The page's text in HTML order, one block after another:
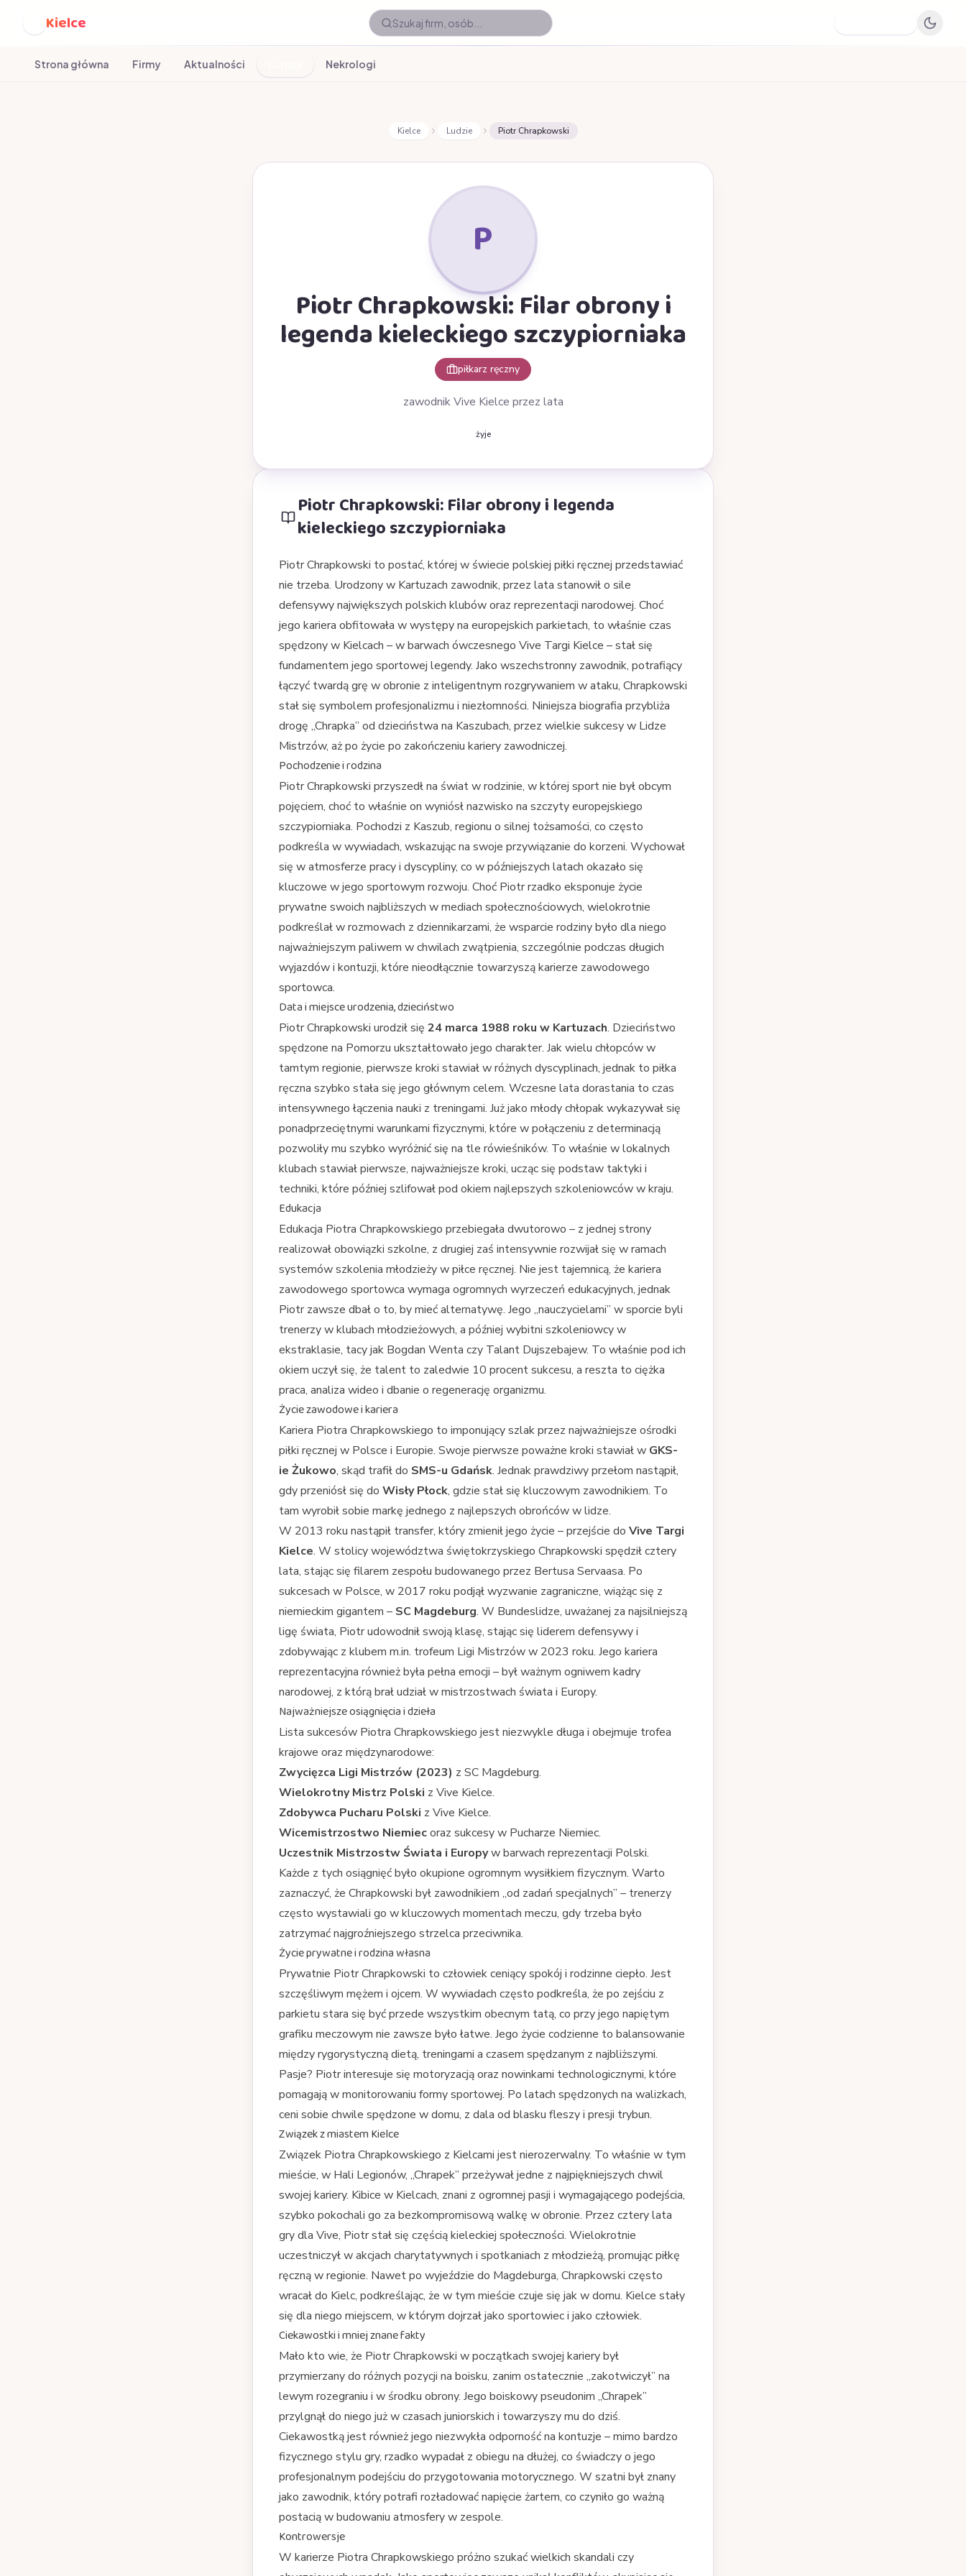
Kielce
Strona główna Firmy Aktualności Nekrologi
Kielce Ludzie Piotr Chrapkowski
P
Piotr Chrapkowski: Filar obrony i
legenda kieleckiego szczypiorniaka
piłkarz ręczny
zawodnik Vive Kielce przez lata
żyje
Piotr Chrapkowski: Filar obrony i legenda
kieleckiego szczypiorniaka
Piotr Chrapkowski to postać, której w świecie polskiej piłki ręcznej przedstawiać
nie trzeba. Urodzony w Kartuzach zawodnik, przez lata stanowił o sile
defensywy największych polskich klubów oraz reprezentacji narodowej. Choć
jego kariera obfitowała w występy na europejskich parkietach, to właśnie czas
spędzony w Kielcach – w barwach ówczesnego Vive Targi Kielce – stał się
fundamentem jego sportowej legendy. Jako wszechstronny zawodnik, potrafiący
łączyć twardą grę w obronie z inteligentnym rozgrywaniem w ataku, Chrapkowski
stał się symbolem profesjonalizmu i niezłomności. Niniejsza biografia przybliża
drogę „Chrapka” od dzieciństwa na Kaszubach, przez wielkie sukcesy w Lidze
Mistrzów, aż po życie po zakończeniu kariery zawodniczej.
Pochodzenie i rodzina
Piotr Chrapkowski przyszedł na świat w rodzinie, w której sport nie był obcym
pojęciem, choć to właśnie on wyniósł nazwisko na szczyty europejskiego
szczypiorniaka. Pochodzi z Kaszub, regionu o silnej tożsamości, co często
podkreśla w wywiadach, wskazując na swoje przywiązanie do korzeni. Wychował
się w atmosferze pracy i dyscypliny, co w późniejszych latach okazało się
kluczowe w jego sportowym rozwoju. Choć Piotr rzadko eksponuje życie
prywatne swoich najbliższych w mediach społecznościowych, wielokrotnie
podkreślał w rozmowach z dziennikarzami, że wsparcie rodziny było dla niego
najważniejszym paliwem w chwilach zwątpienia, szczególnie podczas długich
wyjazdów i kontuzji, które nieodłącznie towarzyszą karierze zawodowego
sportowca.
Data i miejsce urodzenia, dzieciństwo
Piotr Chrapkowski urodził się 24 marca 1988 roku w Kartuzach. Dzieciństwo
spędzone na Pomorzu ukształtowało jego charakter. Jak wielu chłopców w
tamtym regionie, pierwsze kroki stawiał w różnych dyscyplinach, jednak to piłka
ręczna szybko stała się jego głównym celem. Wczesne lata dorastania to czas
intensywnego łączenia nauki z treningami. Już jako młody chłopak wykazywał się
ponadprzeciętnymi warunkami fizycznymi, które w połączeniu z determinacją
pozwoliły mu szybko wyróżnić się na tle rówieśników. To właśnie w lokalnych
klubach stawiał pierwsze, najważniejsze kroki, ucząc się podstaw taktyki i
techniki, które później szlifował pod okiem najlepszych szkoleniowców w kraju.
Edukacja
Edukacja Piotra Chrapkowskiego przebiegała dwutorowo – z jednej strony
realizował obowiązki szkolne, z drugiej zaś intensywnie rozwijał się w ramach
systemów szkolenia młodzieży w piłce ręcznej. Nie jest tajemnicą, że kariera
zawodowego sportowca wymaga ogromnych wyrzeczeń edukacyjnych, jednak
Piotr zawsze dbał o to, by mieć alternatywę. Jego „nauczycielami” w sporcie byli
trenerzy w klubach młodzieżowych, a później wybitni szkoleniowcy w
ekstraklasie, tacy jak Bogdan Wenta czy Talant Dujszebajew. To właśnie pod ich
okiem uczył się, że talent to zaledwie 10 procent sukcesu, a reszta to ciężka
praca, analiza wideo i dbanie o regenerację organizmu.
Życie zawodowe i kariera
Kariera Piotra Chrapkowskiego to imponujący szlak przez najważniejsze ośrodki
piłki ręcznej w Polsce i Europie. Swoje pierwsze poważne kroki stawiał w GKS-
ie Żukowo, skąd trafił do SMS-u Gdańsk. Jednak prawdziwy przełom nastąpił,
gdy przeniósł się do Wisły Płock, gdzie stał się kluczowym zawodnikiem. To
tam wyrobił sobie markę jednego z najlepszych obrońców w lidze.
W 2013 roku nastąpił transfer, który zmienił jego życie – przejście do Vive Targi
Kielce. W stolicy województwa świętokrzyskiego Chrapkowski spędził cztery
lata, stając się filarem zespołu budowanego przez Bertusa Servaasa. Po
sukcesach w Polsce, w 2017 roku podjął wyzwanie zagraniczne, wiążąc się z
niemieckim gigantem – SC Magdeburg. W Bundeslidze, uważanej za najsilniejszą
ligę świata, Piotr udowodnił swoją klasę, stając się liderem defensywy i
zdobywając z klubem m.in. trofeum Ligi Mistrzów w 2023 roku. Jego kariera
reprezentacyjna również była pełna emocji – był ważnym ogniwem kadry
narodowej, z którą brał udział w mistrzostwach świata i Europy.
Najważniejsze osiągnięcia i dzieła
Lista sukcesów Piotra Chrapkowskiego jest niezwykle długa i obejmuje trofea
krajowe oraz międzynarodowe:
Zwycięzca Ligi Mistrzów (2023) z SC Magdeburg.
Wielokrotny Mistrz Polski z Vive Kielce.
Zdobywca Pucharu Polski z Vive Kielce.
Wicemistrzostwo Niemiecoraz sukcesy w Pucharze Niemiec.
Uczestnik Mistrzostw Świata i Europyw barwach reprezentacji Polski.
Każde z tych osiągnięć było okupione ogromnym wysiłkiem fizycznym. Warto
zaznaczyć, że Chrapkowski był zawodnikiem „od zadań specjalnych” – trenerzy
często wystawiali go w kluczowych momentach meczu, gdy trzeba było
zatrzymać najgroźniejszego strzelca przeciwnika.
Życie prywatne i rodzina własna
Prywatnie Piotr Chrapkowski to człowiek ceniący spokój i rodzinne ciepło. Jest
szczęśliwym mężem i ojcem. W wywiadach często podkreśla, że po zejściu z
parkietu stara się być przede wszystkim obecnym tatą, co przy jego napiętym
grafiku meczowym nie zawsze było łatwe. Jego życie codzienne to balansowanie
między rygorystyczną dietą, treningami a czasem spędzanym z najbliższymi.
Pasje? Piotr interesuje się motoryzacją oraz nowinkami technologicznymi, które
pomagają w monitorowaniu formy sportowej. Po latach spędzonych na walizkach,
ceni sobie chwile spędzone w domu, z dala od blasku fleszy i presji trybun.
Związek z miastem Kielce
Związek Piotra Chrapkowskiego z Kielcami jest nierozerwalny. To właśnie w tym
mieście, w Hali Legionów, „Chrapek” przeżywał jedne z najpiękniejszych chwil
swojej kariery. Kibice w Kielcach, znani z ogromnej pasji i wymagającego podejścia,
szybko pokochali go za bezkompromisową walkę w obronie. Przez cztery lata
gry dla Vive, Piotr stał się częścią kieleckiej społeczności. Wielokrotnie
uczestniczył w akcjach charytatywnych i spotkaniach z młodzieżą, promując piłkę
ręczną w regionie. Nawet po wyjeździe do Magdeburga, Chrapkowski często
wracał do Kielc, podkreślając, że w tym mieście czuje się jak w domu. Kielce stały
się dla niego miejscem, w którym dojrzał jako sportowiec i jako człowiek.
Ciekawostki i mniej znane fakty
Mało kto wie, że Piotr Chrapkowski w początkach swojej kariery był
przymierzany do różnych pozycji na boisku, zanim ostatecznie „zakotwiczył” na
lewym rozegraniu i w środku obrony. Jego boiskowy pseudonim „Chrapek”
przylgnął do niego już w czasach juniorskich i towarzyszy mu do dziś.
Ciekawostką jest również jego niezwykła odporność na kontuzje – mimo bardzo
fizycznego stylu gry, rzadko wypadał z obiegu na dłużej, co świadczy o jego
profesjonalnym podejściu do przygotowania motorycznego. W szatni był znany
jako zawodnik, który potrafi rozładować napięcie żartem, co czyniło go ważną
postacią w budowaniu atmosfery w zespole.
Kontrowersje
W karierze Piotra Chrapkowskiego próżno szukać wielkich skandali czy